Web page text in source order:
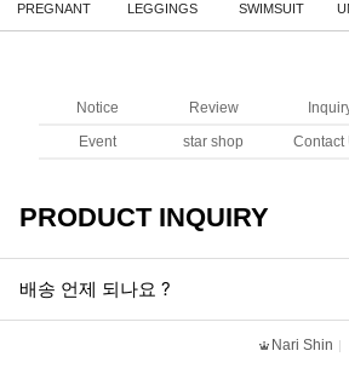
KNITWEAR
PREGNANT LEGGINGS SWIMSUIT
Notice Review
Event
star shop Contact
PRODUCT INQUIRY
배송 언제 되나요 ?
Nari Shin